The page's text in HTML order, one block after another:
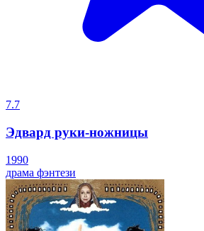
7.7
Эдвард руки-ножницы
1990
драма фэнтези